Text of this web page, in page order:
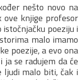
nešto novo na
ove knjige profesor
istočnjačku poeziju i
malo imamo
poezije, a evo ona
se radujem da će
ljudi malo biti, čak i